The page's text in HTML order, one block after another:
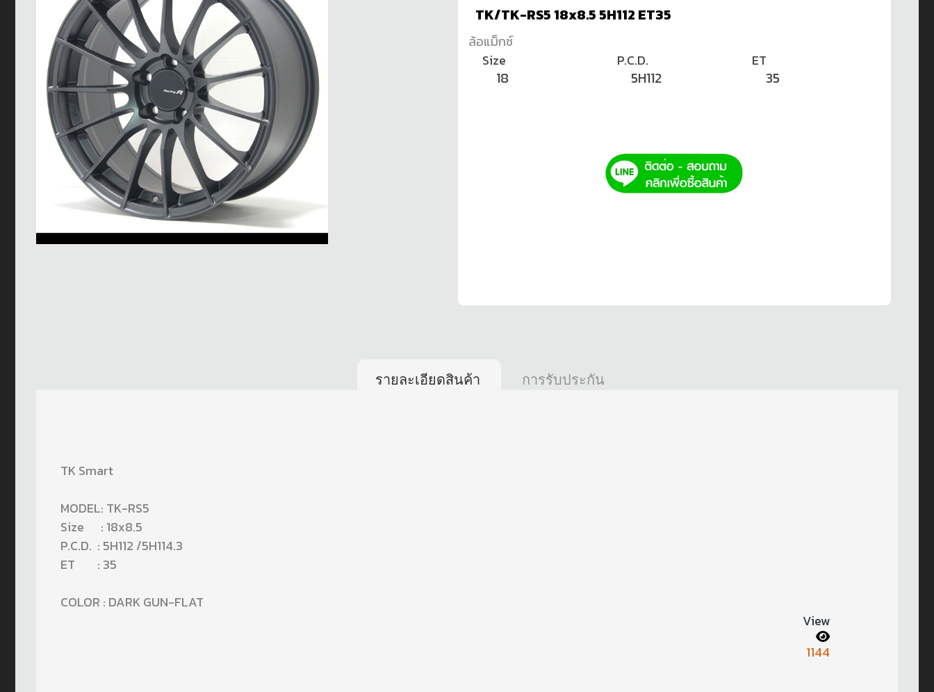
TK/TK-RS5 18x8.5 5H112 ET35
ล้อแม็กซ์
Size
18
P.C.D.
5H112
ET
35
รายละเอียดสินค้า การรับประกัน
TK Smart
MODEL: TK-RS5
Size : 18x8.5
P.C.D. : 5H112 /5H114.3
ET : 35
COLOR : DARK GUN-FLAT
View
1144